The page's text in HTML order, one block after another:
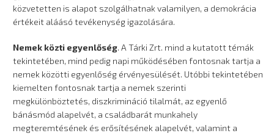
közvetetten is alapot szolgálhatnak valamilyen, a demokrácia
értékeit aláásó tevékenység igazolására.
Nemek közti egyenlőség. A Tárki Zrt. mind a kutatott témák
tekintetében, mind pedig napi működésében fontosnak tartja a
nemek közötti egyenlőség érvényesülését. Utóbbi tekintetében
kiemelten fontosnak tartja a nemek szerinti
megkülönböztetés, diszkrimináció tilalmát, az egyenlő
bánásmód alapelvét, a családbarát munkahely
megteremtésének és erősítésének alapelvét, valamint a